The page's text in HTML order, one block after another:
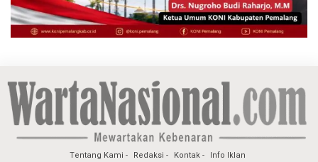
Tentang Kami Redaksi Kontak Info Iklan